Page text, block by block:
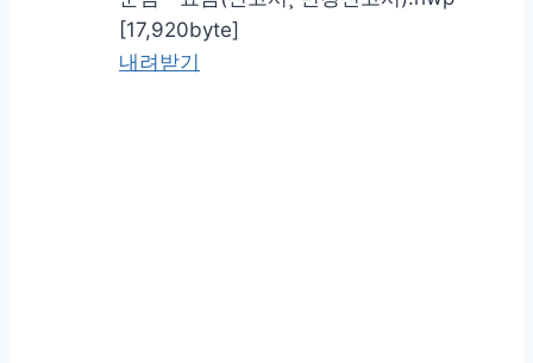
[17,920byte]
내려받기